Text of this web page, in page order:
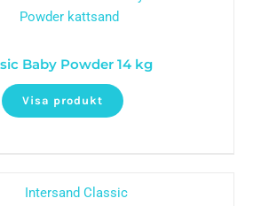
Baby Powder 14 kg
Visa produkt